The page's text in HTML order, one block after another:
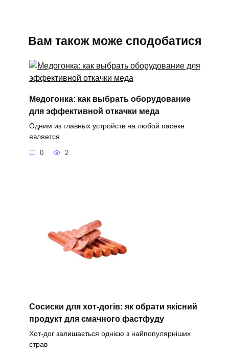
Вам також може сподобатися
Медогонка: как выбрать оборудование
для эффективной откачки меда
Одним из главных устройств на любой пасеке
является
0 2
Сосиски для хот-догів: як обрати якісний
продукт для смачного фастфуду
Хот-дог залишається однією з найпопулярніших
страв